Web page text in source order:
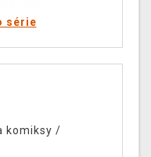
série
komiksy /